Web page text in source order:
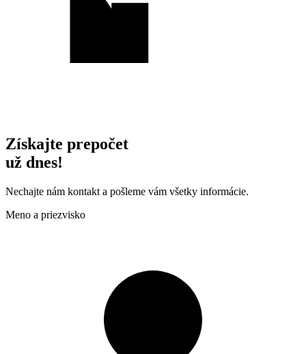
Získajte prepočet
už dnes!
Nechajte nám kontakt a pošleme vám všetky informácie.
Meno a priezvisko